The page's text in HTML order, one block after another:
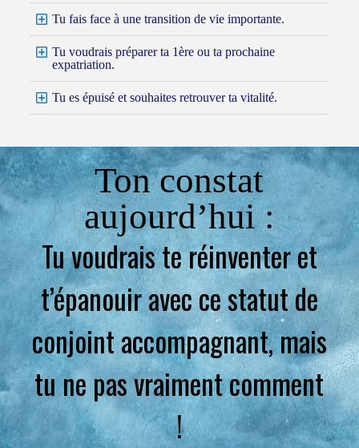
Tu fais face à une transition de vie importante.
Tu voudrais préparer ta 1ère ou ta prochaine
expatriation.
Tu es épuisé et souhaites retrouver ta vitalité.
Ton constat
aujourd’hui :
Tu voudrais te réinventer et
t’épanouir avec ce statut de
conjoint accompagnant, mais
tu ne pas vraiment comment
!